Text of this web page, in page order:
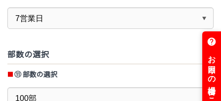
部数の選択
⑪ 部数の選択